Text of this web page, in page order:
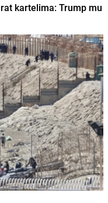
kartelima: Trump mu